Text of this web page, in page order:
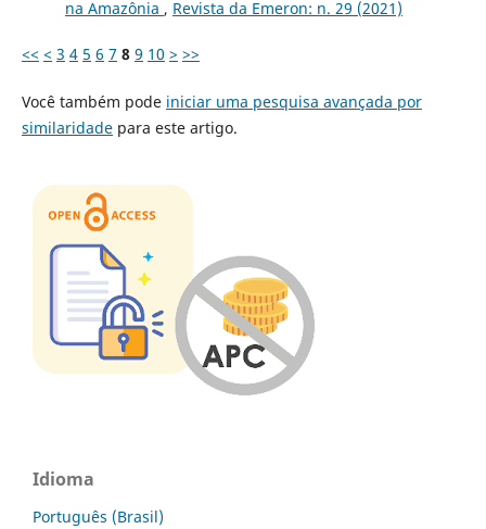
na Amazônia , Revista da Emeron: n. 29 (2021)
<< < 3 4 5 6 7 8 9 10 > >>
Você também pode iniciar uma pesquisa avançada por
similaridadepara este artigo.
Idioma
Português (Brasil)